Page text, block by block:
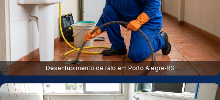
Desentupimento de ralo em Porto Alegre‑RS